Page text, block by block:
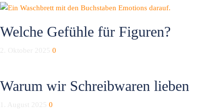
Welche Gefühle für Figuren?
0
Warum wir Schreibwaren lieben
0